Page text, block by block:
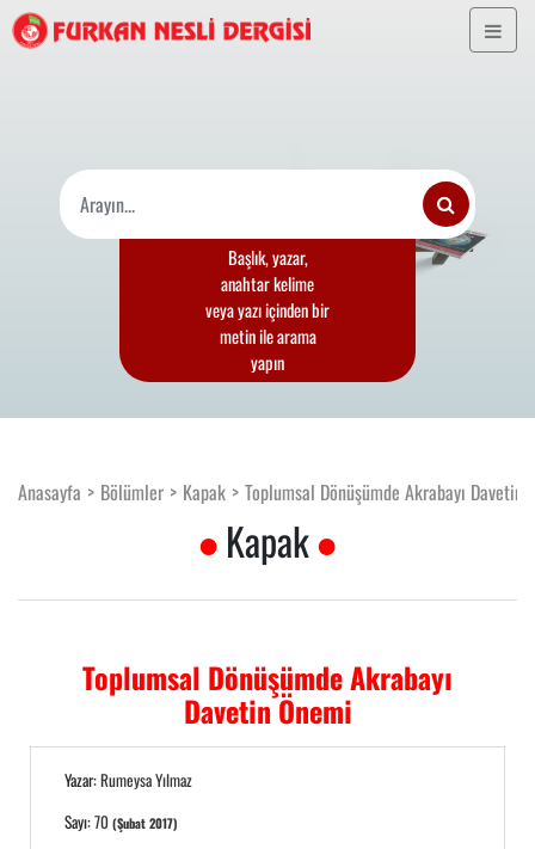
Başlık, yazar,
anahtar kelime
veya yazı içinden bir
metin ile arama
yapın
Anasayfa Bölümler Kapak Toplumsal Dönüşümde Akrabayı Davetin
Kapak
Toplumsal Dönüşümde Akrabayı
Davetin Önemi
Yazar:Rumeysa Yılmaz
Sayı:70(Şubat 2017)